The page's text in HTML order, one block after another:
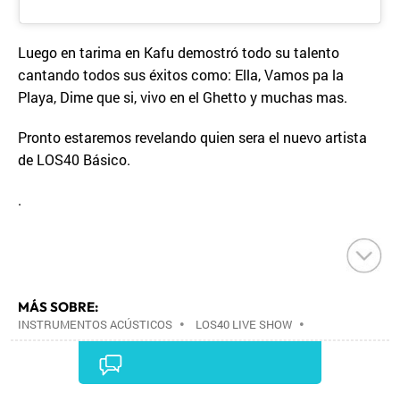
Luego en tarima en Kafu demostró todo su talento
cantando todos sus éxitos como: Ella, Vamos pa la
Playa, Dime que si, vivo en el Ghetto y muchas mas.
Pronto estaremos revelando quien sera el nuevo artista
de LOS40 Básico.
.
MÁS SOBRE:
INSTRUMENTOS ACÚSTICOS • LOS40 LIVE SHOW •
CONCIERTOS•LOS40•EVENTOS MUSICALES•
•AGENDA CULTURAL
•PRISA MEDIA•MÚSICA•GRUPO